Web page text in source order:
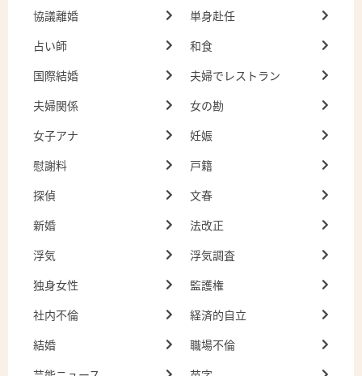
協議離婚
単身赴任
占い師
和食
国際結婚
夫婦でレストラン
夫婦関係
女の勘
女子アナ
妊娠
慰謝料
戸籍
探偵
文春
新婚
法改正
浮気
浮気調査
独身女性
監護権
社内不倫
経済的自立
結婚
職場不倫